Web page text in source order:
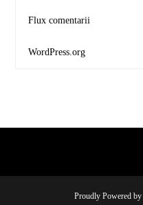
Flux comentarii
WordPress.org
Proudly Powered by